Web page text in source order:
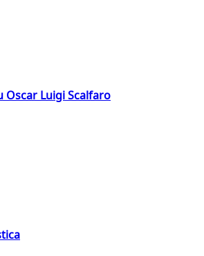
Luigi Scalfaro